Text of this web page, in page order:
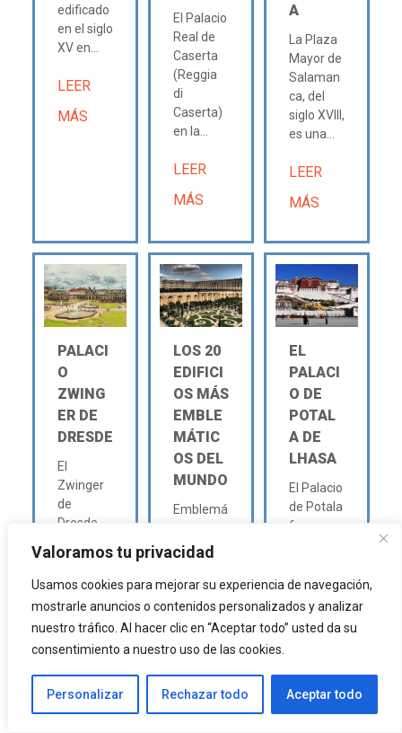
Valoramos tu privacidad
Usamos cookies para mejorar su experiencia de navegación,
mostrarle anuncios o contenidos personalizados y analizar
nuestro tráfico. Al hacer clic en “Aceptar todo” usted da su
consentimiento a nuestro uso de las cookies.
Personalizar Rechazar todo Aceptar todo
edificado
en el siglo
XV en...
LEER
MÁS
El Palacio
Real de
Caserta
(Reggia
di
Caserta)
en la...
LEER
MÁS
A
La Plaza
Mayor de
Salaman
ca, del
siglo XVIII,
es una...
LEER
MÁS
PALACI
O
ZWING
ER DE
DRESDE
El
Zwinger
de
Dresde
construy
ó como
una
de...
LEER
MÁS
LOS 20
EDIFICI
OS MÁS
EMBLE
MÁTIC
OS DEL
MUNDO
Emblemá
significa
algo es
muy
represent
ativo o
vo...
LEER
EL
PALACI
O DE
POTAL
A DE
LHASA
El Palacio
de Potala
fue
por el...
LEER